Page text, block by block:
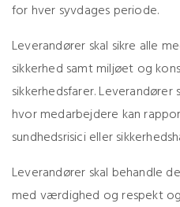
for hver syvdages periode.
Leverandører skal sikre alle
sikkerhed samt miljøet og
sikkerhedsfarer.
hvor medarbejdere kan
sundhedsrisici eller
Leverandører skal behandle
med værdighed og respekt